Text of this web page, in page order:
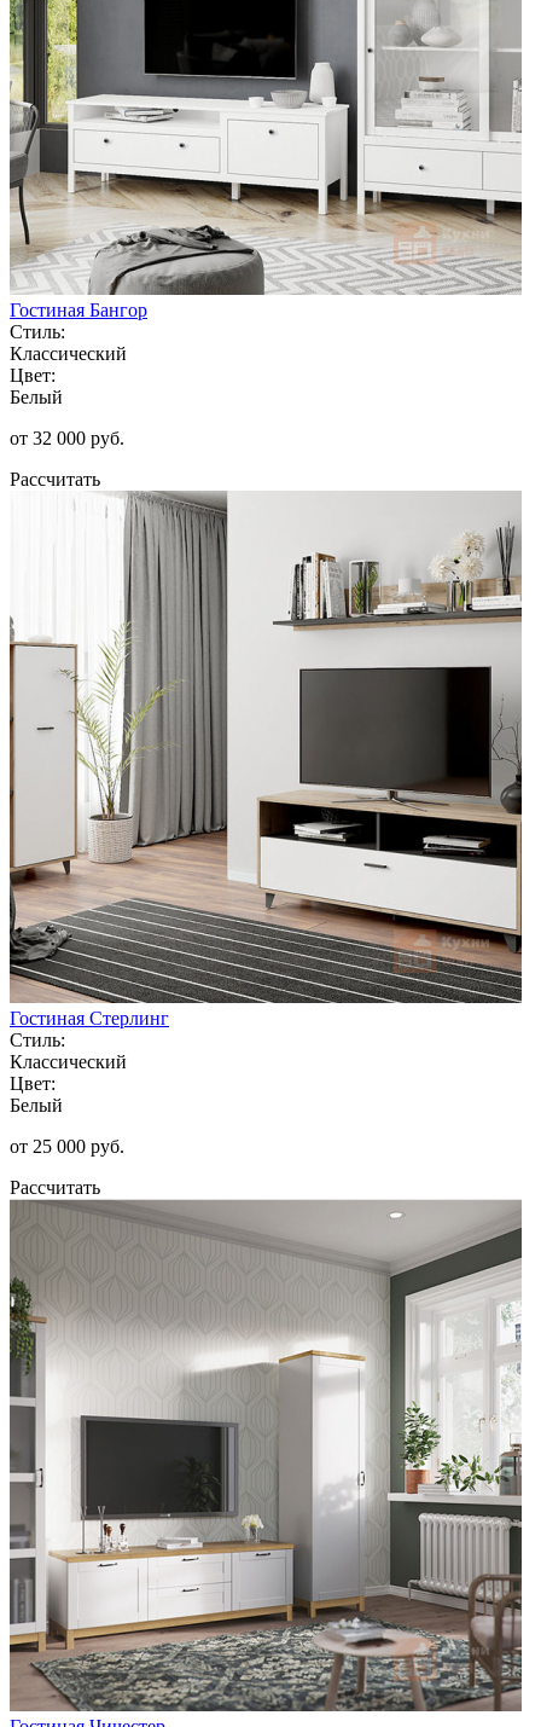
Гостиная Бангор
Стиль:
Классический
Цвет:
Белый
от 32 000 руб.
Рассчитать
Гостиная Стерлинг
Стиль:
Классический
Цвет:
Белый
от 25 000 руб.
Рассчитать